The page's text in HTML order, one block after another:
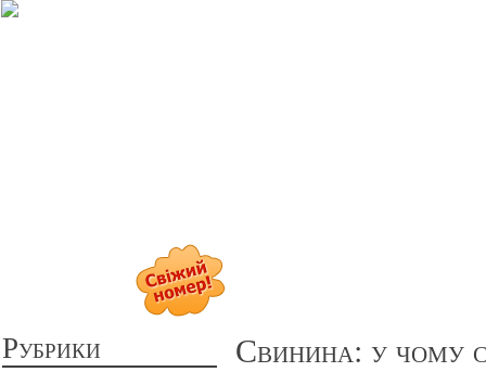
Рубрики Свинина: у чому